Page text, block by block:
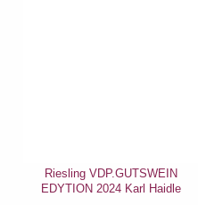
Riesling VDP.GUTSWEIN
EDYTION 2024 Karl Haidle